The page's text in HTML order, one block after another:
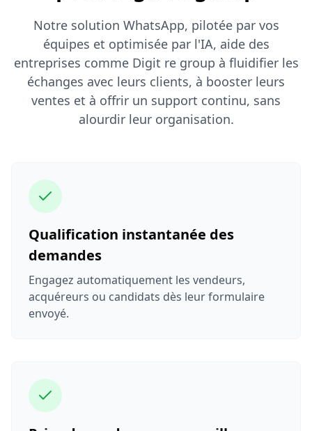
Notre solution WhatsApp, pilotée par vos
équipes et optimisée par l'IA, aide des
entreprises comme Digit re group à fluidifier les
échanges avec leurs clients, à booster leurs
ventes et à offrir un support continu, sans
alourdir leur organisation.
Qualification instantanée des
demandes
Engagez automatiquement les vendeurs,
acquéreurs ou candidats dès leur formulaire
envoyé.